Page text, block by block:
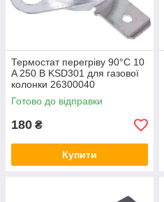
Термостат перегріву 90°C 10
A 250 В KSD301 для газової
колонки 26300040
Готово до відправки
180 ₴
Купити